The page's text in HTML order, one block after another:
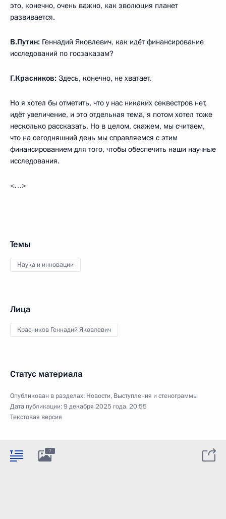
это, конечно, очень важно, как эволюция планет
развивается.
В.Путин: Геннадий Яковлевич, как идёт финансирование
исследований по госзаказам?
Г.Красников: Здесь, конечно, не хватает.
Но я хотел бы отметить, что у нас никаких секвестров нет,
идёт увеличение, и это отдельная тема, я потом хотел тоже
несколько рассказать. Но в целом, скажем, мы считаем,
что на сегодняшний день мы справляемся с этим
финансированием для того, чтобы обеспечить наши научные
исследования.
<…>
Темы
Наука и инновации
Лица
Красников Геннадий Яковлевич
Статус материала
Опубликован в разделах: Новости, Выступления и стенограммы
Дата публикации:9 декабря 2025 года, 20:55
Текстовая версия
7